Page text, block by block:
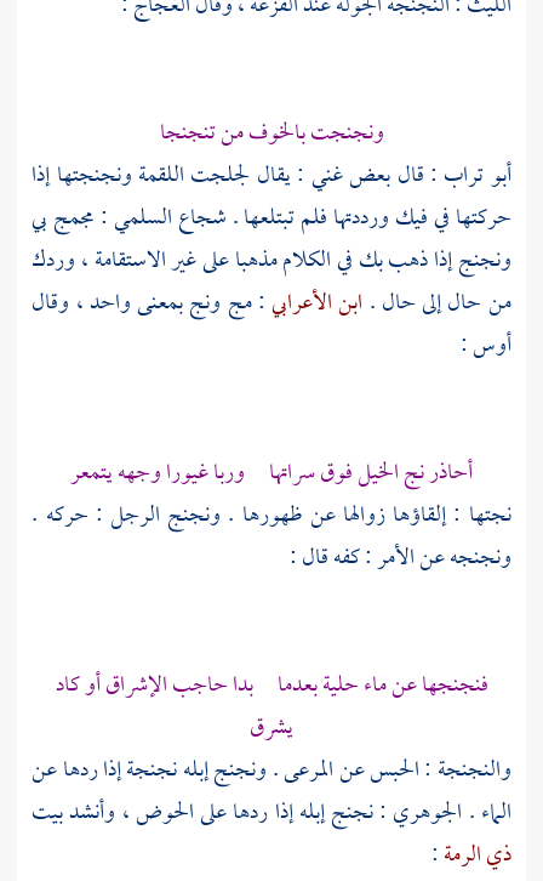
ونجنجت بالخوف من تنجنجا
أبو تراب : قال بعض غني : يقال لجلجت اللقمة ونجنجتها إذا
حركتها في فيك ورددتها فلم تبتلعها . شجاع السلمي : مجمج بي
ونجنج إذا ذهب بك في الكلام مذهبا على غير الاستقامة ، وردك
من حال إلى حال . ابن الأعرابي: مج ونج بمعنى واحد ، وقال
أوس:
أحاذر نج الخيل فوق سراتها وربا غيورا وجهه يتمعر
نجتها : إلقاؤها زوالها عن ظهورها . ونجنج الرجل : حركه .
ونجنجه عن الأمر : كفه قال :
فنجنجها عن ماء حلية بعدما بدا حاجب الإشراق أو كاد
يشرق
والنجنجة : الحبس عن المرعى . ونجنج إبله نجنجة إذا ردها عن
الماء . الجوهري : نجنج إبله إذا ردها على الحوض ، وأنشد بيت
ذي الرمة: